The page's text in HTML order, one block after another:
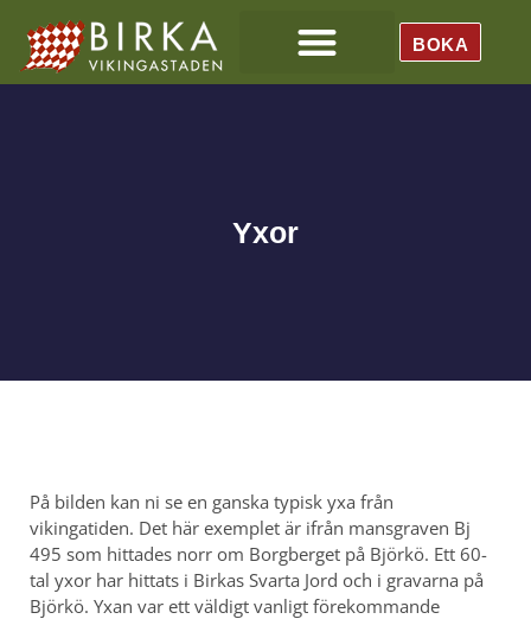
BOKA
Yxor
På bilden kan ni se en ganska typisk yxa från
vikingatiden. Det här exemplet är ifrån mansgraven Bj
495 som hittades norr om Borgberget på Björkö. Ett 60-
tal yxor har hittats i Birkas Svarta Jord och i gravarna på
Björkö. Yxan var ett väldigt vanligt förekommande